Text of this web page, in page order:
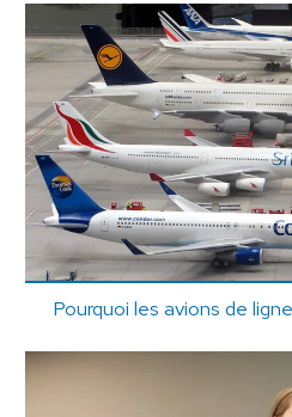
Pourquoi les avions de